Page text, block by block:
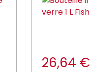
26,64 €